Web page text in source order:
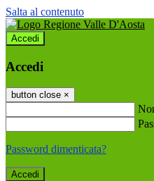
Salta al contenuto
Accedi
Accedi
button close ×
Password dimenticata?